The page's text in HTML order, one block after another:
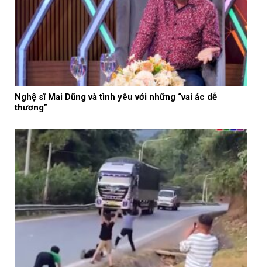
Nghệ sĩ Mai Dũng và tình yêu với những “vai ác dễ
thương”